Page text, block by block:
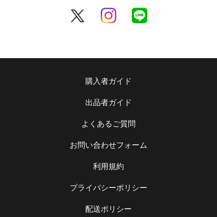
購入者ガイド
出品者ガイド
よくあるご質問
お問い合わせフォーム
利用規約
プライバシーポリシー
配送ポリシー